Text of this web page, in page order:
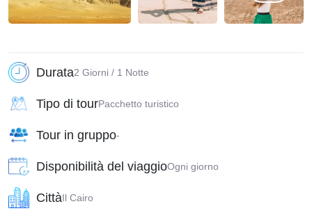
Durata2 Giorni / 1 Notte
Tipo di tourPacchetto turistico
Tour in gruppo-
Disponibilità del viaggioOgni giorno
CittàIl Cairo